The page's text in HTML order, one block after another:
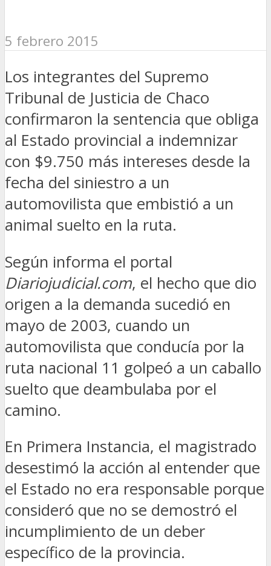
5 febrero 2015
Los integrantes del Supremo
Tribunal de Justicia de Chaco
confirmaron la sentencia que obliga
al Estado provincial a indemnizar
con $9.750 más intereses desde la
fecha del siniestro a un
automovilista que embistió a un
animal suelto en la ruta.
Según informa el portal
Diariojudicial.com, el hecho que dio
origen a la demanda sucedió en
mayo de 2003, cuando un
automovilista que conducía por la
ruta nacional 11 golpeó a un caballo
suelto que deambulaba por el
camino.
En Primera Instancia, el magistrado
desestimó la acción al entender que
el Estado no era responsable porque
consideró que no se demostró el
incumplimiento de un deber
específico de la provincia.